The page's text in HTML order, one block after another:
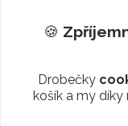
🍪
Drobečky
košík a my díky